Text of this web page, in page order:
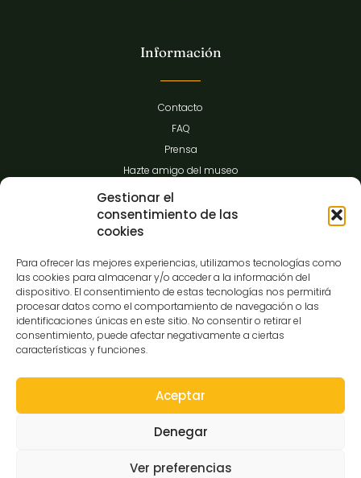
Gestionar el
consentimiento de las
cookies
Para ofrecer las mejores experiencias, utilizamos tecnologías como
las cookies para almacenar y/o acceder a la información del
dispositivo. El consentimiento de estas tecnologías nos permitirá
procesar datos como el comportamiento de navegación o las
identificaciones únicas en este sitio. No consentir o retirar el
consentimiento, puede afectar negativamente a ciertas
características y funciones.
Aceptar
Denegar
Ver preferencias
Información
Contacto
FAQ
Prensa
Hazte amigo del museo
Transparencia
C/Gibraltar,14
37008-Salamanca